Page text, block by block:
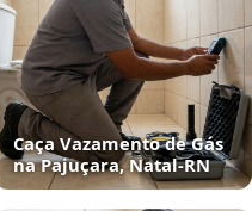
Caça Vazamento de Gás
na Pajuçara, Natal‑RN